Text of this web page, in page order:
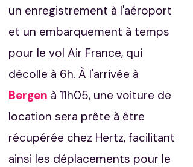
un enregistrement à l'aéroport
et un embarquement à temps
pour le vol Air France, qui
décolle à 6h. À l'arrivée à
Bergen à 11h05, une voiture de
location sera prête à être
récupérée chez Hertz, facilitant
ainsi les déplacements pour le